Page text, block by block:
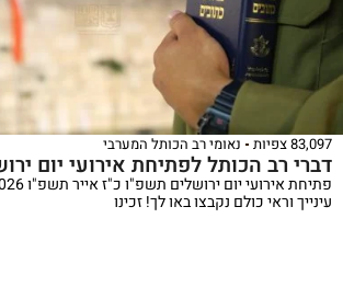
83,097 צפיות נאומי רב הכותל המערבי
דברי רב הכותל לפתיחת אירועי יום
עינייך וראי כולם נקבצו באו לך! זכינו